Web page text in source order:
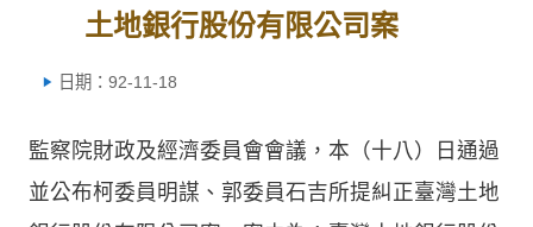
土地銀行股份有限公司案
日期：92-11-18
監察院財政及經濟委員會會議，本（十八）日通過
並公布柯委員明謀、郭委員石吉所提糾正臺灣土地